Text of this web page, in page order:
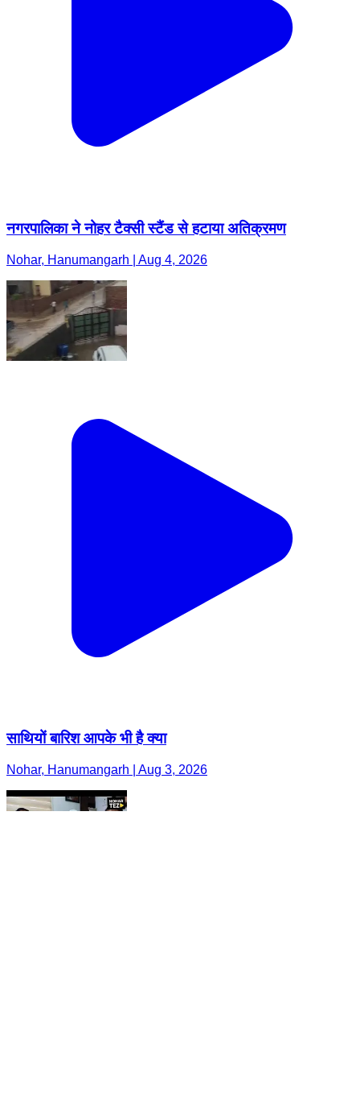
नगरपालिका ने नोहर टैक्सी स्टैंड से हटाया अतिक्रमण
Nohar, Hanumangarh | Aug 4, 2026
साथियों बारिश आपके भी है क्या
Nohar, Hanumangarh | Aug 3, 2026